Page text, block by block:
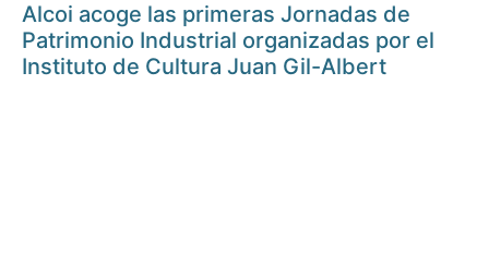
Alcoi acoge las primeras Jornadas de
Patrimonio Industrial organizadas por el
Instituto de Cultura Juan Gil-Albert